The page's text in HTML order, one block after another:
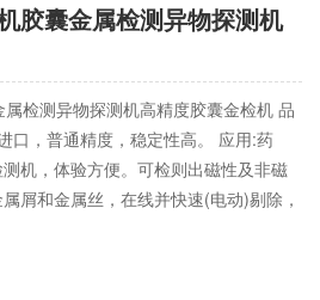
胶囊金属检测异物探测机
检测异物探测机高精度胶囊金检机 品
口，普通精度，稳定性高。 应用:药
机，体验方便。可检则出磁性及非磁
屑和金属丝，在线并快速(电动)剔除，